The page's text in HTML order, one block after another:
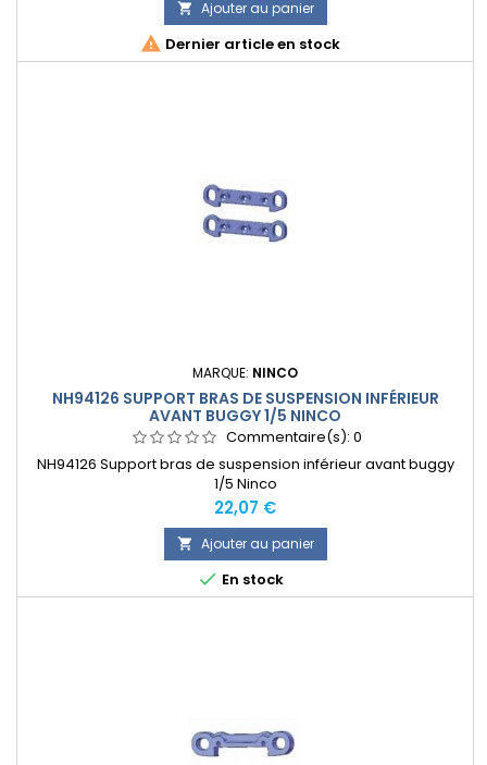
 Ajouter au panier
 Dernier article en stock
MARQUE: NINCO
NH94126 SUPPORT BRAS DE SUSPENSION INFÉRIEUR
AVANT BUGGY 1/5 NINCO
Commentaire(s): 0
NH94126 Support bras de suspension inférieur avant buggy
1/5 Ninco
Prix
22,07 €
 Ajouter au panier
 En stock